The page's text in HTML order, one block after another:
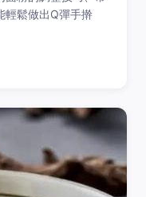
輕鬆做出Q彈手擀